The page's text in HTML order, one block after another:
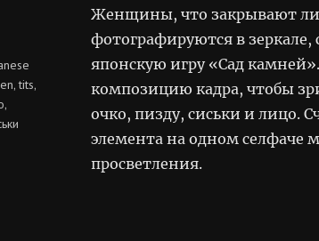
Женщины, что закрывают
фотографируются в
японскую игру «Сад
композицию кадра, чтобы
очко, пизду, сиськи и лицо.
элемента на одном селфаче
просветления.
,tits,
,